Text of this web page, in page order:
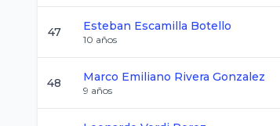
47 Esteban Escamilla Botello
10 años
48 Marco Emiliano Rivera Gonzalez
9 años